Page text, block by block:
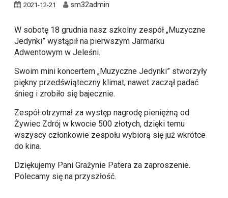
2021-12-21 sm32admin
W sobotę 18 grudnia nasz szkolny zespół „Muzyczne
Jedynki” wystąpił na pierwszym Jarmarku
Adwentowym w Jeleśni.
Swoim mini koncertem „Muzyczne Jedynki” stworzyły
piękny przedświąteczny klimat, nawet zaczął padać
śnieg i zrobiło się bajecznie.
Zespół otrzymał za występ nagrodę pieniężną od
Żywiec Zdrój w kwocie 500 złotych, dzięki temu
wszyscy członkowie zespołu wybiorą się już wkrótce
do kina.
Dziękujemy Pani Grażynie Patera za zaproszenie.
Polecamy się na przyszłość.